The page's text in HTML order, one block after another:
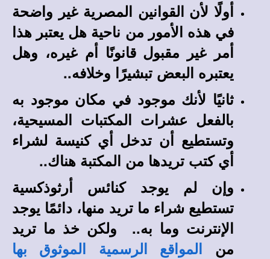
أولًا لأن القوانين المصرية غير واضحة
في هذه الأمور من ناحية هل يعتبر هذا
أمر غير مقبول قانونًا أم غيره، وهل
يعتبره البعض تبشيرًا وخلافه..
ثانيًا لأنك موجود في مكان موجود به
بالفعل عشرات المكتبات المسيحية،
وتستطيع أن تدخل أي كنيسة لشراء
أي كتب تريدها من المكتبة هناك..
وإن لم يوجد كنائس أرثوذكسية
تستطيع شراء ما تريد منها، دائمًا يوجد
الإنترنت وما به.. ولكن خذ ما تريد
من
المواقع الرسمية الموثوق بها